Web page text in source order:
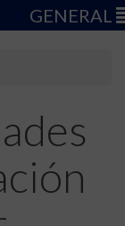
GENERAL